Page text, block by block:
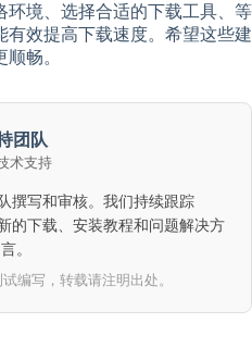
环境、选择合适的下载工具、等
效提高下载速度。希望这些建
畅。
团队
术支持
撰写和审核。我们持续跟踪
的下载、安装教程和问题解决方
。
编写，转载请注明出处。